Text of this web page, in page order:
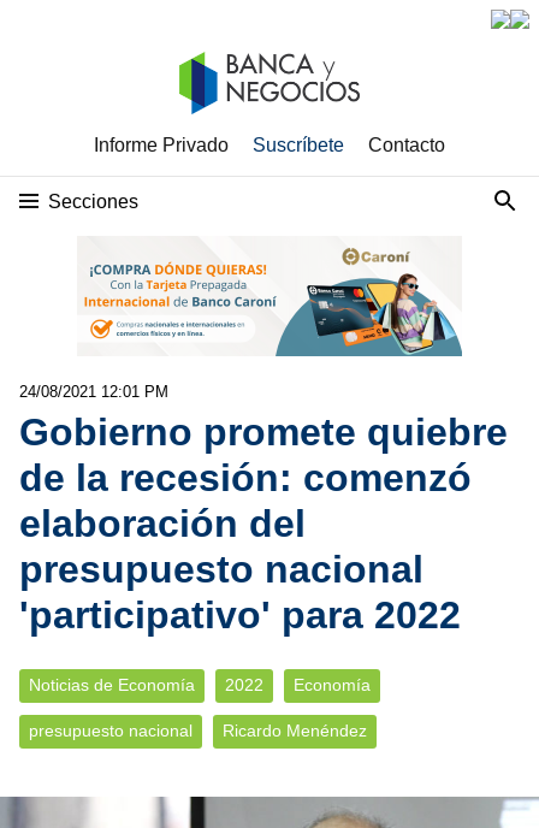
Informe Privado Suscríbete Contacto
Secciones
24/08/2021 12:01 PM
Gobierno promete quiebre
de la recesión: comenzó
elaboración del
presupuesto nacional
'participativo' para 2022
Noticias de Economía 2022 Economía
presupuesto nacional Ricardo Menéndez